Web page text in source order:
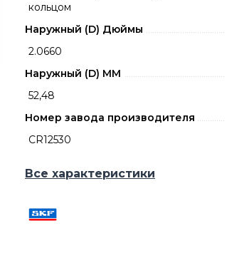
кольцом
Наружный (D) Дюймы
2.0660
Наружный (D) ММ
52,48
Номер завода производителя
CR12530
Все характеристики